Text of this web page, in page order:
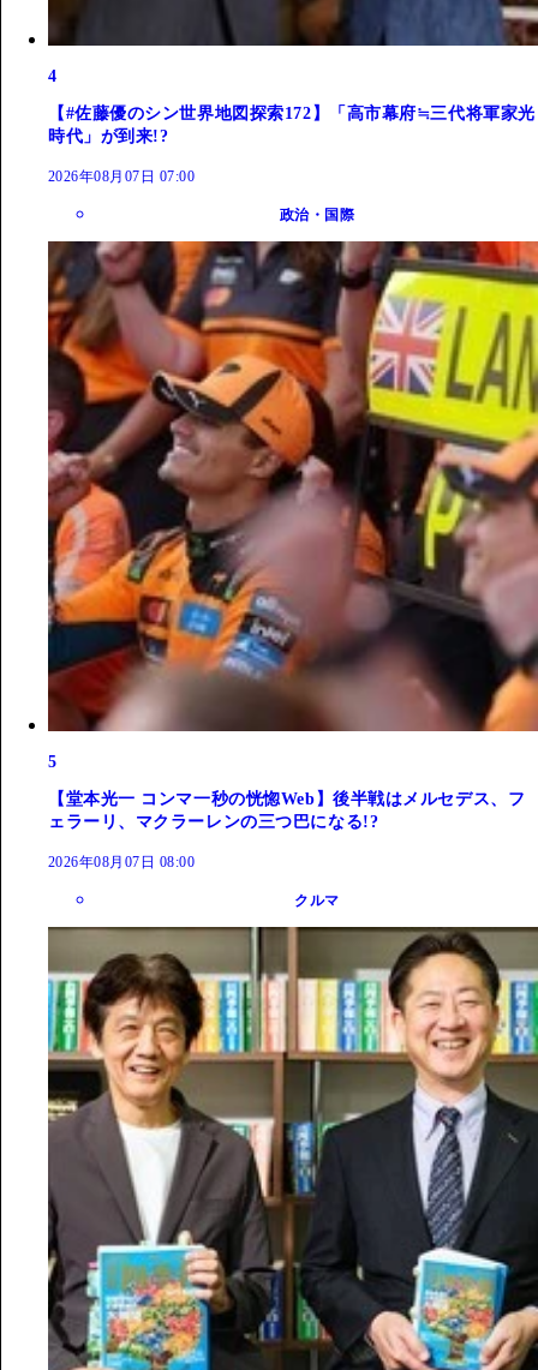
4
【#佐藤優のシン世界地図探索172】「高市幕府≒三代将軍家光
時代」が到来!?
2026年08月07日 07:00
政治・国際
5
【堂本光一 コンマ一秒の恍惚Web】後半戦はメルセデス、フ
ェラーリ、マクラーレンの三つ巴になる!?
2026年08月07日 08:00
クルマ